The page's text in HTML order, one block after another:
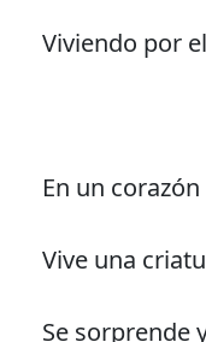
Viviendo por
En un
Vive una
Se sorprende